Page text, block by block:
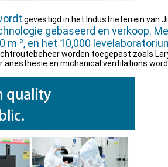
gevestigd in het Industrieterrein van
gebaseerd en verkoop.
², en het 10,000
worden toegepast zoals
anesthesie en michanical ventilations